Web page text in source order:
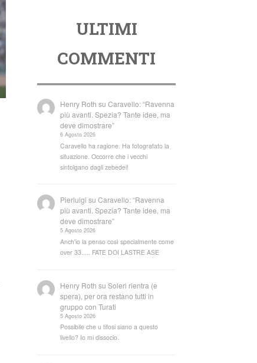
ULTIMI
COMMENTI
Henry Roth suCaravello: “Ravenna
più avanti. Spezia? Tante idee, ma
deve dimostrare”
6 Agosto 2026
Caravello ha ragione. Ha fotografato la
situazione. Occorre che i vecchi
sintolgano dagli zebedei!
Pierluigi suCaravello: “Ravenna
più avanti. Spezia? Tante idee, ma
deve dimostrare”
5 Agosto 2026
Anch'io la penso così specialmente come
over 33..... FATE DOI LASTRE ASE
Henry Roth suSoleri rientra (e
spera), per ora restano tutti in
gruppo con Turati
5 Agosto 2026
Possibile che u tifosi siano a questo
livello? Io mi dissocio.